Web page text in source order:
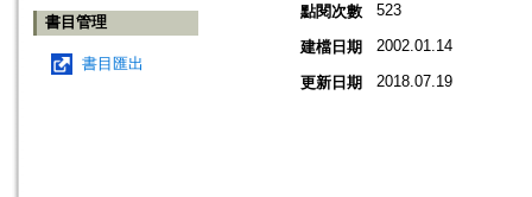
書目管理
書目匯出
點閱次數
523
建檔日期 2002.01.14
更新日期 2018.07.19